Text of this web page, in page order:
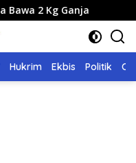
Seleksi Calon
Hukrim Ekbis Politik